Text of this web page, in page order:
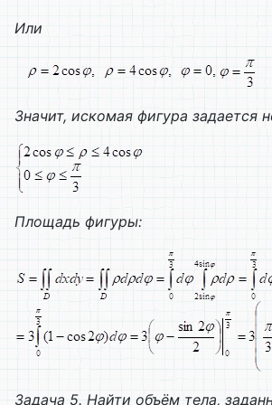
Или
Значит, искомая фигура задается
Площадь фигуры:
Задача 5. Найти объём тела,